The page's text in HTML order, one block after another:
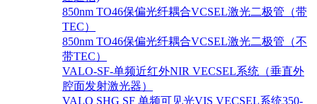
850nm TO46保偏光纤耦合VCSEL激光二极管（带
TEC）
850nm TO46保偏光纤耦合VCSEL激光二极管（不
带TEC）
VALO-SF-单频近红外NIR VECSEL系统（垂直外
腔面发射激光器）
VALO SHG SF 单频可见光VIS VECSEL系统350-